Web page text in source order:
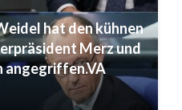
hat den kühnen
Merz und
angegriffen.VA